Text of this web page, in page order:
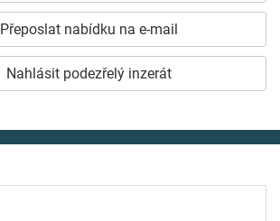
Přeposlat nabídku na e-mail
Nahlásit podezřelý inzerát